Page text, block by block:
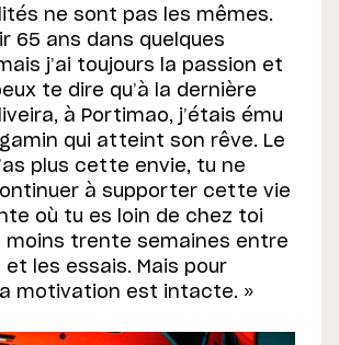
ne sont pas les mêmes.
65 ans dans quelques
j’ai toujours la passion et
te dire qu’à la dernière
à Portimao, j’étais ému
qui atteint son rêve. Le
plus cette envie, tu ne
à supporter cette vie
où tu es loin de chez toi
moins trente semaines entre
et les essais. Mais pour
motivation est intacte. »